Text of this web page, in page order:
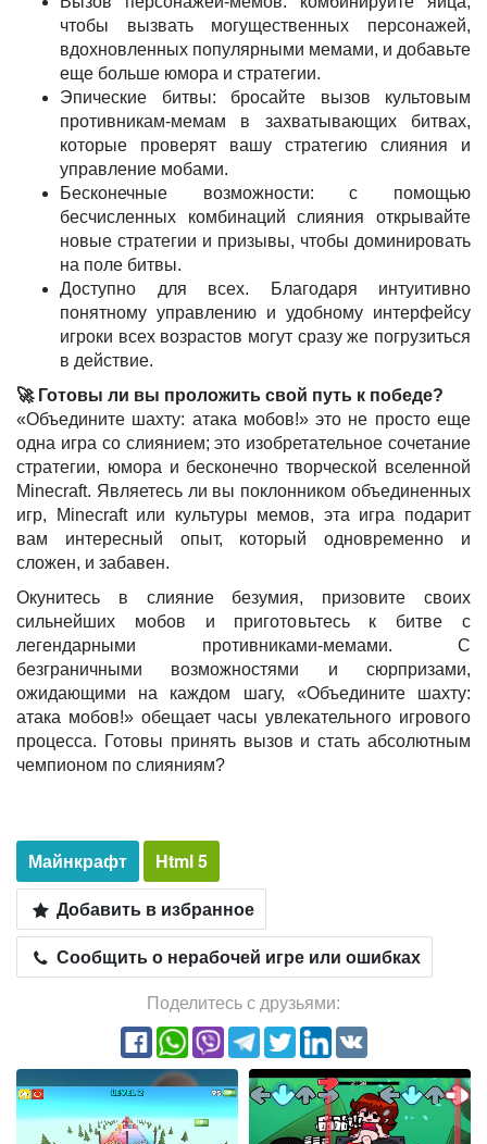
чтобы вызвать могущественных персонажей,
вдохновленных популярными мемами, и добавьте
еще больше юмора и стратегии.
Эпические битвы: бросайте вызов культовым
противникам-мемам в захватывающих битвах,
которые проверят вашу стратегию слияния и
управление мобами.
Бесконечные возможности: с помощью
бесчисленных комбинаций слияния открывайте
новые стратегии и призывы, чтобы доминировать
на поле битвы.
Доступно для всех. Благодаря интуитивно
понятному управлению и удобному интерфейсу
игроки всех возрастов могут сразу же погрузиться
в действие.
🚀 Готовы ли вы проложить свой путь к победе?
«Объедините шахту: атака мобов!» это не просто еще
одна игра со слиянием; это изобретательное сочетание
стратегии, юмора и бесконечно творческой вселенной
Minecraft. Являетесь ли вы поклонником объединенных
игр, Minecraft или культуры мемов, эта игра подарит
вам интересный опыт, который одновременно и
сложен, и забавен.
Окунитесь в слияние безумия, призовите своих
сильнейших мобов и приготовьтесь к битве с
легендарными противниками-мемами. С
безграничными возможностями и сюрпризами,
ожидающими на каждом шагу, «Объедините шахту:
атака мобов!» обещает часы увлекательного игрового
процесса. Готовы принять вызов и стать абсолютным
чемпионом по слияниям?
Майнкрафт
Html 5
Добавить в избранное
Сообщить о нерабочей игре или ошибках
Поделитесь с друзьями: